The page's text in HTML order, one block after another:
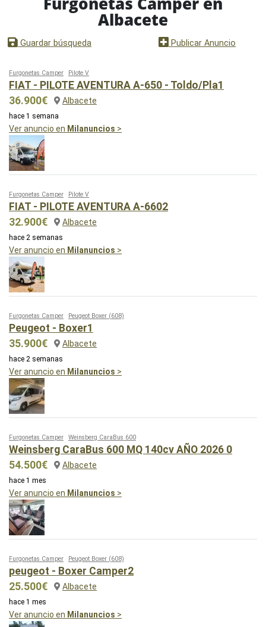
Albacete
Guardar búsqueda Publicar Anuncio
Furgonetas Camper Pilote V
FIAT - PILOTE AVENTURA A-650 - Toldo/Pla1
36.900€
Albacete
hace 1 semana
Ver anuncio en Milanuncios >
Furgonetas Camper Pilote V
FIAT - PILOTE AVENTURA A-6602
32.900€
Albacete
hace 2 semanas
Ver anuncio en Milanuncios >
Furgonetas Camper Peugeot Boxer (608)
Peugeot - Boxer1
35.900€
Albacete
hace 2 semanas
Ver anuncio en Milanuncios >
Furgonetas Camper Weinsberg CaraBus 600
Weinsberg CaraBus 600 MQ 140cv AÑO 2026 0
54.500€
Albacete
hace 1 mes
Ver anuncio en Milanuncios >
Furgonetas Camper Peugeot Boxer (608)
peugeot - Boxer Camper2
25.500€
Albacete
hace 1 mes
Ver anuncio en Milanuncios >